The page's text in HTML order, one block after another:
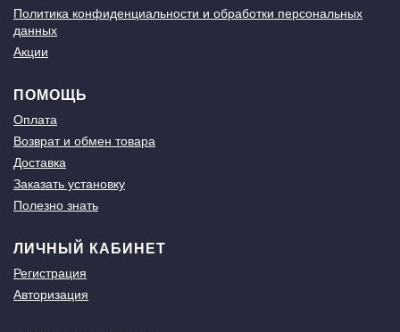
Политика конфиденциальности и обработки персональных
данных
Акции
ПОМОЩЬ
Оплата
Возврат и обмен товара
Доставка
Заказать установку
Полезно знать
ЛИЧНЫЙ КАБИНЕТ
Регистрация
Авторизация